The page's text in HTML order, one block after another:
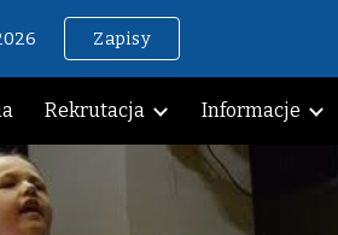
Skip to navigation
Zapisy
Rekrutacja Informacje